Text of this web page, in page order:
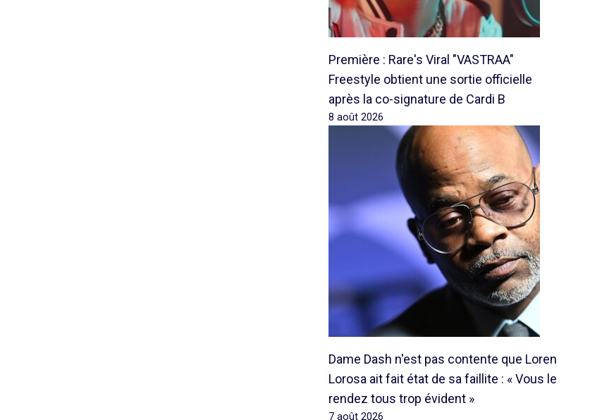
Première : Rare's Viral "VASTRAA"
Freestyle obtient une sortie officielle
après la co-signature de Cardi B
8 août 2026
Dame Dash n'est pas contente que Loren
Lorosa ait fait état de sa faillite : « Vous le
rendez tous trop évident »
7 août 2026